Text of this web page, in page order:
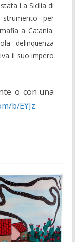
La Sicilia di
per
a Catania.
delinquenza
il suo impero
o con una
b/EYJz